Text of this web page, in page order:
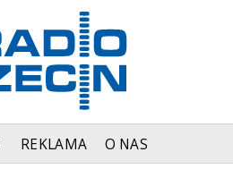
REKLAMA O NAS